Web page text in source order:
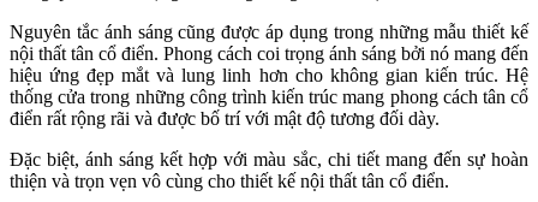
Nguyên tắc ánh sáng cũng được áp dụng trong những mẫu thiết kế
nội thất tân cổ điển. Phong cách coi trọng ánh sáng bởi nó mang đến
hiệu ứng đẹp mắt và lung linh hơn cho không gian kiến trúc. Hệ
thống cửa trong những công trình kiến trúc mang phong cách tân cổ
điển rất rộng rãi và được bố trí với mật độ tương đối dày.
Đặc biệt, ánh sáng kết hợp với màu sắc, chi tiết mang đến sự hoàn
thiện và trọn vẹn vô cùng cho thiết kế nội thất tân cổ điển.